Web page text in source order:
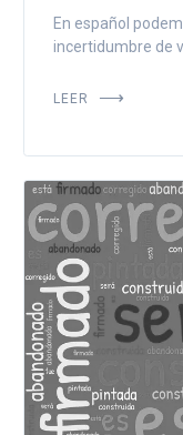
En español
incertidumbre de
LEER